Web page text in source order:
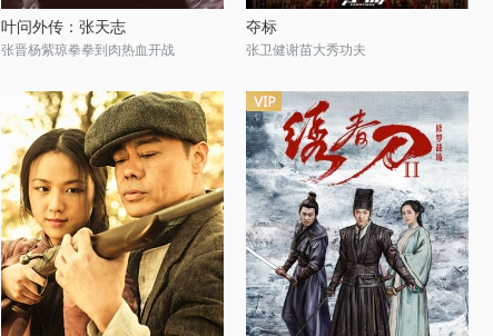
叶问外传：张天志
张晋杨紫琼拳拳到肉热血开战
夺标
张卫健谢苗大秀功夫